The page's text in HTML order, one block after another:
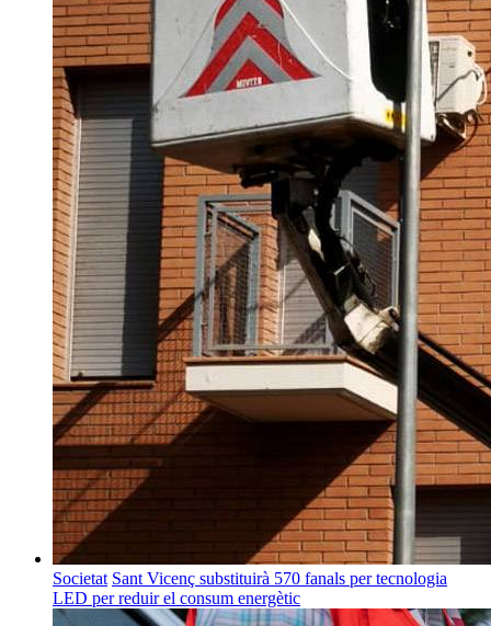
Societat Sant Vicenç substituirà 570 fanals per tecnologia
LED per reduir el consum energètic